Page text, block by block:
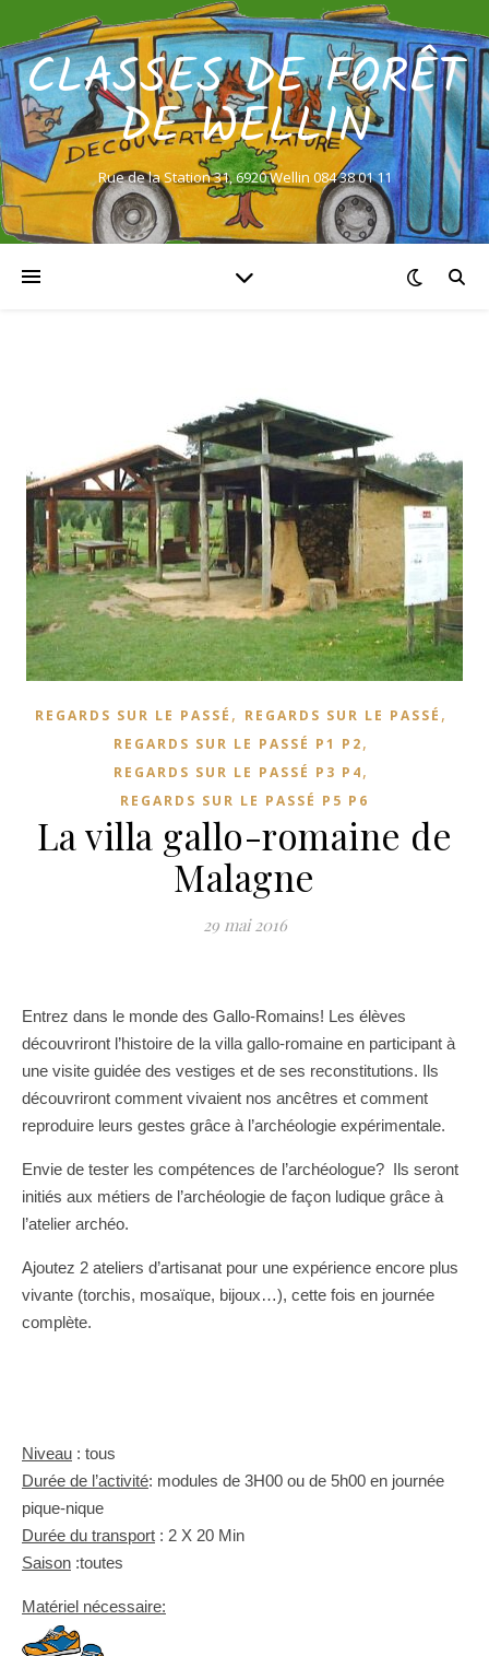
CLASSES DE FORÊT
DE WELLIN
Rue de la Station 31, 6920 Wellin 084 38 01 11
REGARDS SUR LE PASSÉ , REGARDS SUR LE PASSÉ ,
REGARDS SUR LE PASSÉ P1 P2,
REGARDS SUR LE PASSÉ P3 P4,
REGARDS SUR LE PASSÉ P5 P6
La villa gallo-romaine de
Malagne
29 mai 2016
Entrez dans le monde des Gallo-Romains! Les élèves
découvriront l’histoire de la villa gallo-romaine en participant à
une visite guidée des vestiges et de ses reconstitutions. Ils
découvriront comment vivaient nos ancêtres et comment
reproduire leurs gestes grâce à l’archéologie expérimentale.
Envie de tester les compétences de l’archéologue? Ils seront
initiés aux métiers de l’archéologie de façon ludique grâce à
l’atelier archéo.
Ajoutez 2 ateliers d’artisanat pour une expérience encore plus
vivante (torchis, mosaïque, bijoux…), cette fois en journée
complète.
Niveau : tous
Durée de l’activité: modules de 3H00 ou de 5h00 en journée
pique-nique
Durée du transport : 2 X 20 Min
Saison :toutes
Matériel nécessaire: